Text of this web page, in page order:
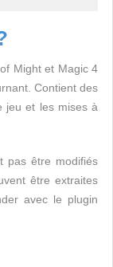
Might et Magic 4
Contient des
jeu et les mises à
pas être modifiés
être extraites
avec le plugin